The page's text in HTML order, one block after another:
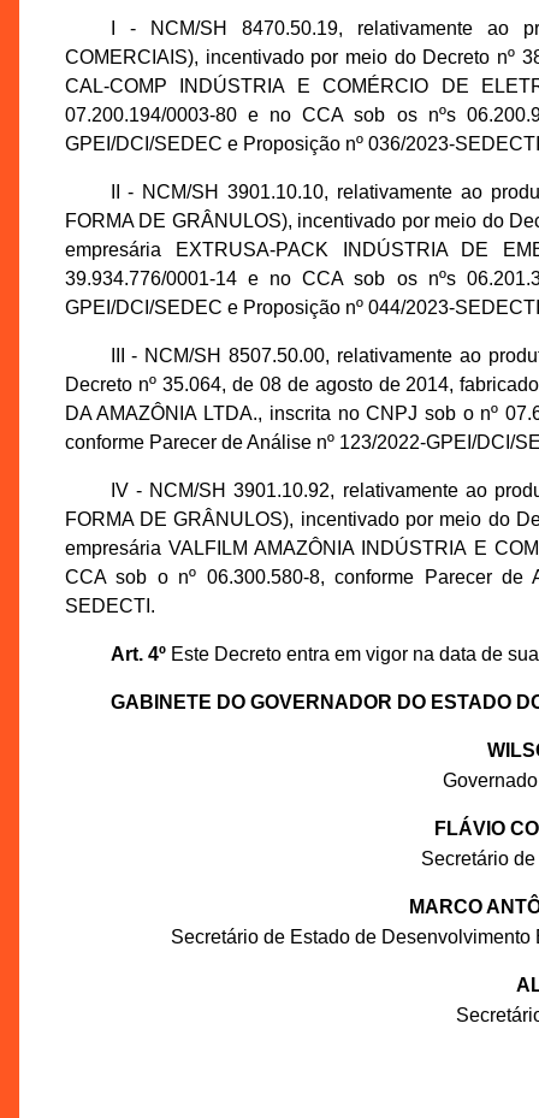
I - NCM/SH 8470.50.19, relativamente ao
COMERCIAIS), incentivado por meio do Decreto nº
CAL-COMP INDÚSTRIA E COMÉRCIO DE
07.200.194/0003-80 e no CCA sob os nºs
GPEI/DCI/SEDEC e Proposição nº 036/2023-
II - NCM/SH 3901.10.10, relativamente ao
FORMA DE GRÂNULOS), incentivado por meio do
empresária EXTRUSA-PACK INDÚSTRIA DE
39.934.776/0001-14 e no CCA sob os nºs
GPEI/DCI/SEDEC e Proposição nº 044/2023-
III - NCM/SH 8507.50.00, relativamente ao
Decreto nº 35.064, de 08 de agosto de 2014,
DA AMAZÔNIA LTDA., inscrita no CNPJ sob o nº
conforme Parecer de Análise nº 123/2022-GPEI/DCI/
IV - NCM/SH 3901.10.92, relativamente ao
FORMA DE GRÂNULOS), incentivado por meio do
empresária VALFILM AMAZÔNIA INDÚSTRIA E
CCA sob o nº 06.300.580-8, conforme Parecer de
SEDECTI.
Art. 4ºEste Decreto entra em vigor na data de
GABINETE DO GOVERNADOR DO ESTADO
FLÁVIO
Secretário
MARCO
Secretário de Estado de